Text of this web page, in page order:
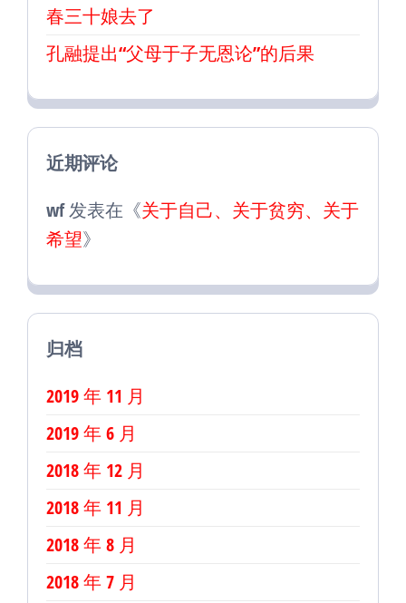
春三十娘去了
孔融提出“父母于子无恩论”的后果
近期评论
wf发表在《关于自己、关于贫穷、关于
希望》
归档
2019 年 11 月
2019 年 6 月
2018 年 12 月
2018 年 11 月
2018 年 8 月
2018 年 7 月